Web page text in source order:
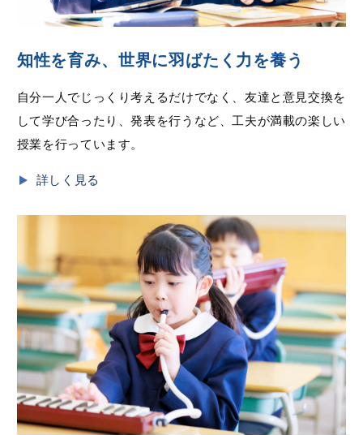
知性を育み、世界に羽ばたく力を養う
自分一人でじっくり考えるだけでなく、友達と意見交換を
して学び合ったり、発表を行うなど、工夫が満載の楽しい
授業を行っています。
詳しく見る